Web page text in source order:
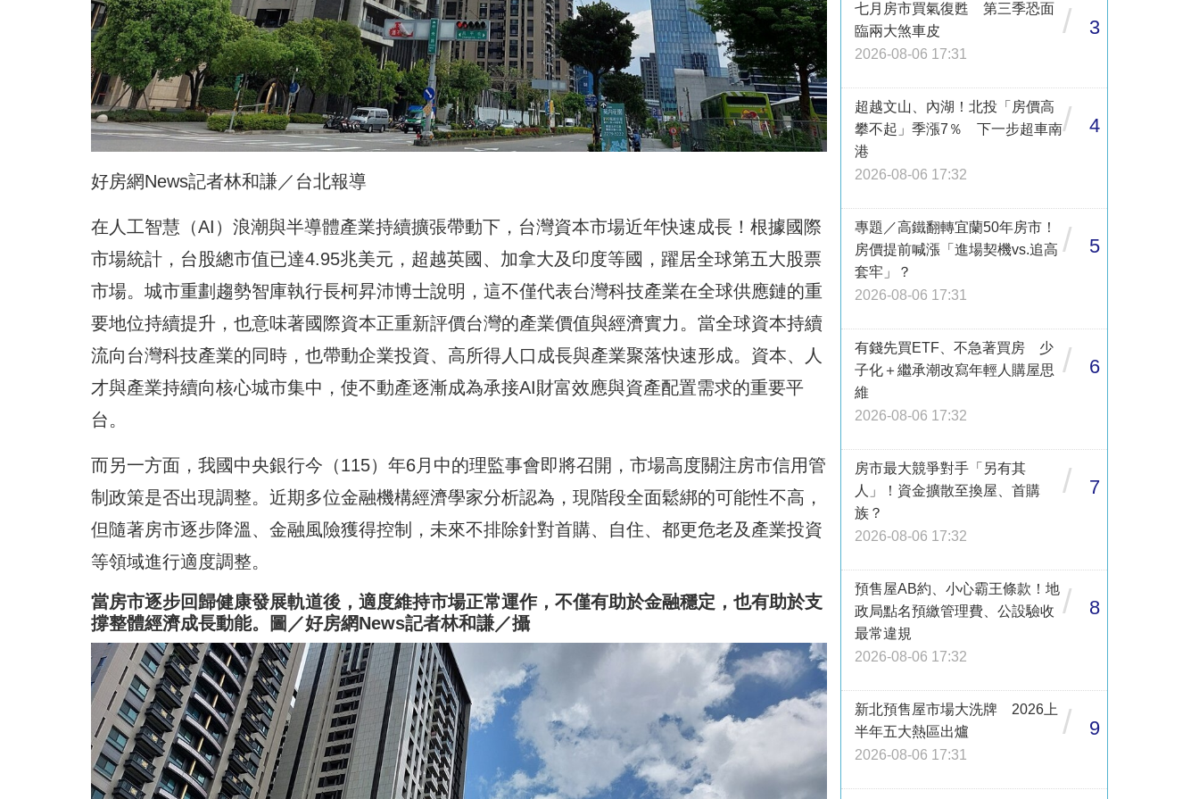
好房網News記者林和謙／台北報導
在人工智慧（AI）浪潮與半導體產業持續擴張帶動下，台灣資本市場近年快速成長！根據國際
市場統計，台股總市值已達4.95兆美元，超越英國、加拿大及印度等國，躍居全球第五大股票
市場。城市重劃趨勢智庫執行長柯昇沛博士說明，這不僅代表台灣科技產業在全球供應鏈的重
要地位持續提升，也意味著國際資本正重新評價台灣的產業價值與經濟實力。當全球資本持續
流向台灣科技產業的同時，也帶動企業投資、高所得人口成長與產業聚落快速形成。資本、人
才與產業持續向核心城市集中，使不動產逐漸成為承接AI財富效應與資產配置需求的重要平
台。
而另一方面，我國中央銀行今（115）年6月中的理監事會即將召開，市場高度關注房市信用管
制政策是否出現調整。近期多位金融機構經濟學家分析認為，現階段全面鬆綁的可能性不高，
但隨著房市逐步降溫、金融風險獲得控制，未來不排除針對首購、自住、都更危老及產業投資
等領域進行適度調整。
當房市逐步回歸健康發展軌道後，適度維持市場正常運作，不僅有助於金融穩定，也有助於支
撐整體經濟成長動能。圖／好房網News記者林和謙／攝
七月房市買氣復甦 第三季恐面
臨兩大煞車皮
2026-08-06 17:31
/ 3
超越文山、內湖！北投「房價高
攀不起」季漲7％ 下一步超車南
港
2026-08-06 17:32
/ 4
專題／高鐵翻轉宜蘭50年房市！
房價提前喊漲「進場契機vs.追高
套牢」？
2026-08-06 17:31
/ 5
有錢先買ETF、不急著買房 少
子化＋繼承潮改寫年輕人購屋思
維
2026-08-06 17:32
/ 6
房市最大競爭對手「另有其
人」！資金擴散至換屋、首購
族？
2026-08-06 17:32
/ 7
預售屋AB約、小心霸王條款！地
政局點名預繳管理費、公設驗收
最常違規
2026-08-06 17:32
/ 8
新北預售屋市場大洗牌 2026上
半年五大熱區出爐
2026-08-06 17:31
/ 9